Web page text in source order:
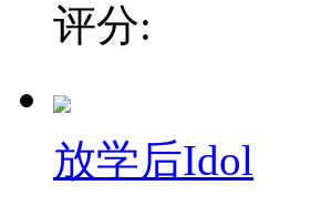
评分:
放学后Idol